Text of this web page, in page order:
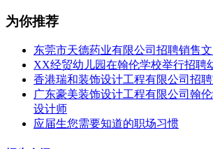
为你推荐
东莞市天德药业有限公司招聘销售文
XX经贸幼儿园在翰伦学校举行招聘
香港瑞和装饰设计工程‌‌‌‌‌‌‌‌‌‌‌‌有限公司招
广东豪美装饰设计工程有限公司翰
设计师
应届生您需要知道的职场习惯